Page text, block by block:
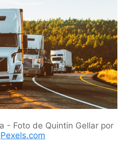
- Foto de Quintin Gellar por
Pexels.com